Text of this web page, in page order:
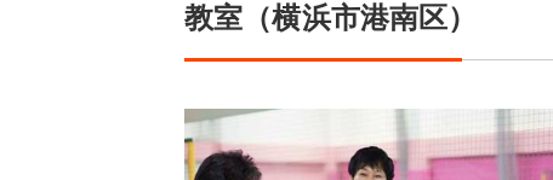
教室（横浜市港南区）